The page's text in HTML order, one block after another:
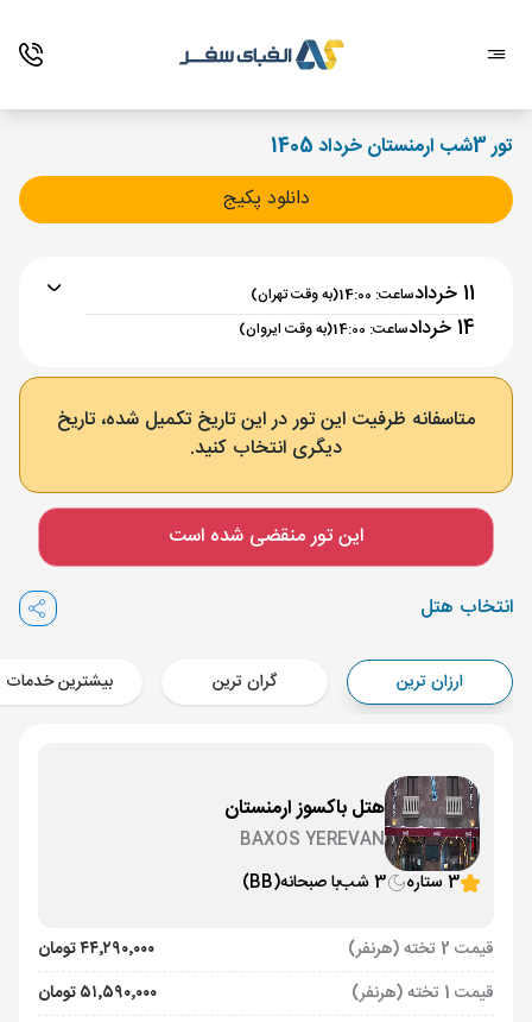
تور 3شب ارمنستان خرداد 1405
دانلود پکیج
11 خرداد ساعت: 14:00 (به وقت تهران)
14 خرداد ساعت: 14:00 (به وقت ایروان)
برنامه رفت :
فرودگاه بین‌المللی امام خمینی IKA
ایروان , فرودگاه بین‌المللی زوارتنوتس EVN
مدت پرواز :02:00
تهران , فرودگاه بین‌المللی امام خمینی IKA
متاسفانه ظرفیت این تور در این تاریخ تکمیل شده، تاریخ
دیگری انتخاب کنید.
این تور منقضی شده است
انتخاب هتل
ارزان ترین گران ترین بیشترین خدمات
هتل باکسوز ارمنستان
BAXOS YEREVAN
3 ستاره
3 شب با صبحانه(BB)
قیمت 2 تخته (هرنفر)
۴۴٬۲۹۰٬۰۰۰ تومان
قیمت 1 تخته (هرنفر)
۵۱٬۵۹۰٬۰۰۰ تومان